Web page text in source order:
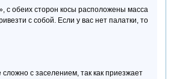
с обеих сторон косы расположены масса
с собой. Если у вас нет палатки, то
с заселением, так как приезжает